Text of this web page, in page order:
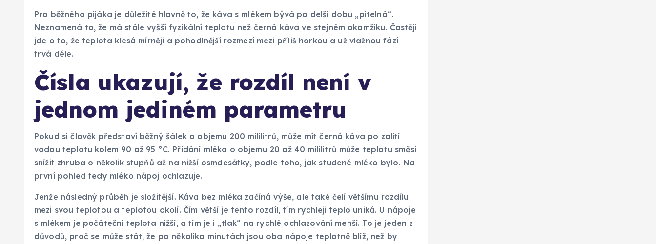
Pro běžného pijáka je důležité hlavně to, že káva s mlékem bývá po delší dobu „pitelná“.
Neznamená to, že má stále vyšší fyzikální teplotu než černá káva ve stejném okamžiku. Častěji
jde o to, že teplota klesá mírněji a pohodlnější rozmezí mezi příliš horkou a už vlažnou fází
trvá déle.
Čísla ukazují, že rozdíl není v
jednom jediném parametru
Pokud si člověk představí běžný šálek o objemu 200 mililitrů, může mít černá káva po zalití
vodou teplotu kolem 90 až 95 °C. Přidání mléka o objemu 20 až 40 mililitrů může teplotu směsi
snížit zhruba o několik stupňů až na nižší osmdesátky, podle toho, jak studené mléko bylo. Na
první pohled tedy mléko nápoj ochlazuje.
Jenže následný průběh je složitější. Káva bez mléka začíná výše, ale také čelí většímu rozdílu
mezi svou teplotou a teplotou okolí. Čím větší je tento rozdíl, tím rychleji teplo uniká. U nápoje
s mlékem je počáteční teplota nižší, a tím je i „tlak“ na rychlé ochlazování menší. To je jeden z
důvodů, proč se může stát, že po několika minutách jsou oba nápoje teplotně blíž, než by